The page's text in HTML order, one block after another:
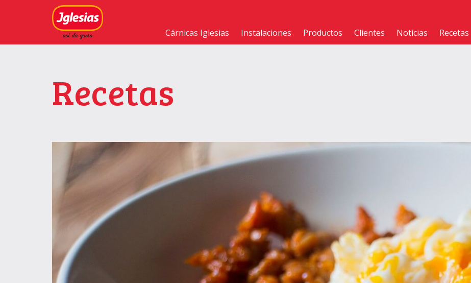
Cárnicas Iglesias Instalaciones Productos Clientes Noticias Recetas
Recetas